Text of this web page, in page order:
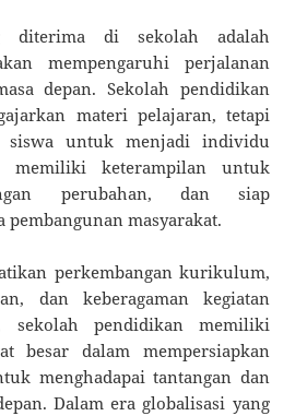
diterima di sekolah adalah
mempengaruhi perjalanan
depan. Sekolah pendidikan
materi pelajaran, tetapi
siswa untuk menjadi individu
memiliki keterampilan untuk
perubahan, dan siap
masyarakat.
perkembangan kurikulum,
dan keberagaman kegiatan
sekolah pendidikan memiliki
besar dalam mempersiapkan
menghadapai tantangan dan
Dalam era globalisasi yang